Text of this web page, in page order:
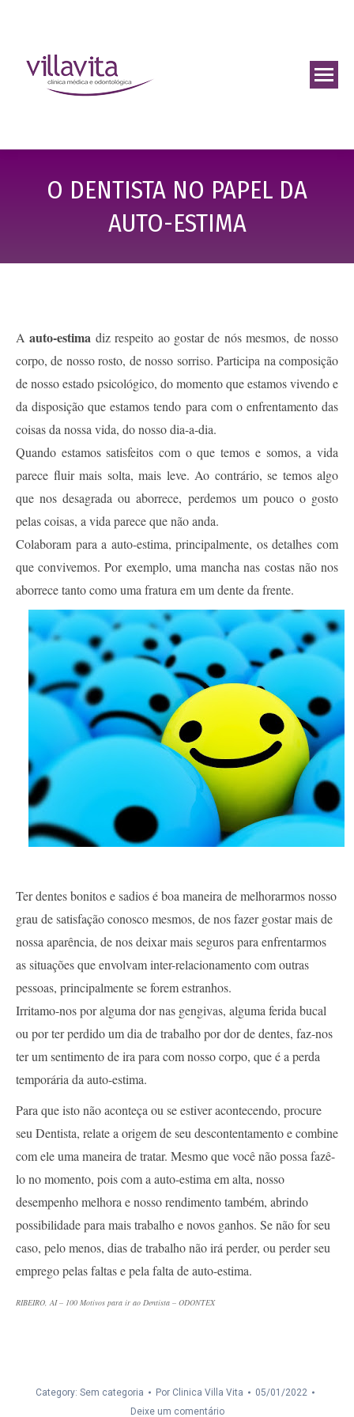
O DENTISTA NO PAPEL DA
AUTO-ESTIMA
Aauto-estima diz respeito ao gostar de nós mesmos, de nosso
corpo, de nosso rosto, de nosso sorriso. Participa na composição
de nosso estado psicológico, do momento que estamos vivendo e
da disposição que estamos tendo para com o enfrentamento das
coisas da nossa vida, do nosso dia-a-dia.
Quando estamos satisfeitos com o que temos e somos, a vida
parece fluir mais solta, mais leve. Ao contrário, se temos algo
que nos desagrada ou aborrece, perdemos um pouco o gosto
pelas coisas, a vida parece que não anda.
Colaboram para a auto-estima, principalmente, os detalhes com
que convivemos. Por exemplo, uma mancha nas costas não nos
aborrece tanto como uma fratura em um dente da frente.
Ter dentes bonitos e sadios é boa maneira de melhorarmos nosso
grau de satisfação conosco mesmos, de nos fazer gostar mais de
nossa aparência, de nos deixar mais seguros para enfrentarmos
as situações que envolvam inter-relacionamento com outras
pessoas, principalmente se forem estranhos.
Irritamo-nos por alguma dor nas gengivas, alguma ferida bucal
ou por ter perdido um dia de trabalho por dor de dentes, faz-nos
ter um sentimento de ira para com nosso corpo, que é a perda
temporária da auto-estima.
Para que isto não aconteça ou se estiver acontecendo, procure
seu Dentista, relate a origem de seu descontentamento e combine
com ele uma maneira de tratar. Mesmo que você não possa fazê-
lo no momento, pois com a auto-estima em alta, nosso
desempenho melhora e nosso rendimento também, abrindo
possibilidade para mais trabalho e novos ganhos. Se não for seu
caso, pelo menos, dias de trabalho não irá perder, ou perder seu
emprego pelas faltas e pela falta de auto-estima.
RIBEIRO, AI – 100 Motivos para ir ao Dentista – ODONTEX
Category: Sem categoria Por Clinica Villa Vita
05/01/2022
Deixe um comentário